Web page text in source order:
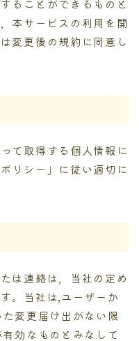
ることができるものと
本サービスの利用を開
変更後の規約に同意し
て取得する個人情報に
リシー」に従い適切に
は連絡は，当社の定め
。当社は,ユーザーか
変更届け出がない限
効なものとみなして